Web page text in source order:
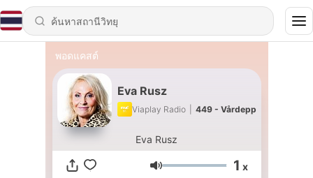
พอดแคสต์
Eva Rusz
Viaplay Radio 449 - Vårdepp
Eva Rusz
ระดับเสียง 1 x